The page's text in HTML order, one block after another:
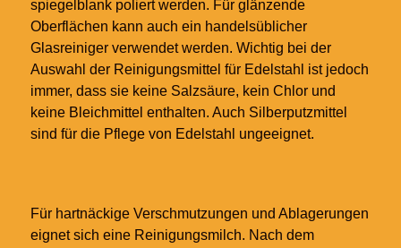
spiegelblank poliert werden. Für glänzende
Oberflächen kann auch ein handelsüblicher
Glasreiniger verwendet werden. Wichtig bei der
Auswahl der Reinigungsmittel für Edelstahl ist jedoch
immer, dass sie keine Salzsäure, kein Chlor und
keine Bleichmittel enthalten. Auch Silberputzmittel
sind für die Pflege von Edelstahl ungeeignet.
Für hartnäckige Verschmutzungen und Ablagerungen
eignet sich eine Reinigungsmilch. Nach dem